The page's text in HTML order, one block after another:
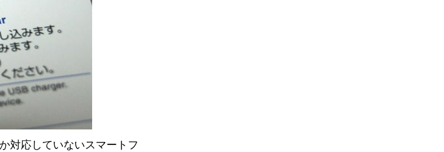
対応していないスマートフ